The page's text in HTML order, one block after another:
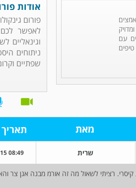
אודות
פורום
לאפשר לכם
וגינאליים
ניתוחים
שפתיים
עם
מאת תאריך
שרית 08:49 26/03/15
קיסרי. רציתי לשאול מה זה אורמ מבנה אגן צר